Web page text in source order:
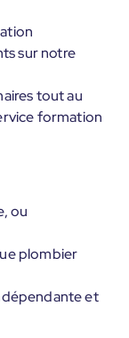
sur notre
tout au
formation
ou
plombier
et